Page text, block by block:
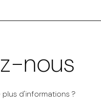
nous
d'informations ?